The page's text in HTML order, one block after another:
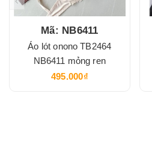
Mã: NB6411
Áo lót onono TB2464
NB6411 mỏng ren
495.000₫